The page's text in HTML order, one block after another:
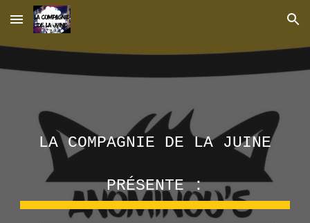
Skip to main content Skip to navigation
LA COMPAGNIE DE LA JUINE
PRÉSENTE :